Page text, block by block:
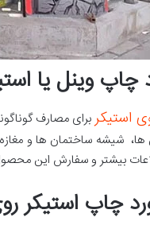
چاپ وینل یا
استیکربرای مصارف
شیشه ساختمان ها و مغازه
بیشتر و سفارش این محصول
چاپ استیکر